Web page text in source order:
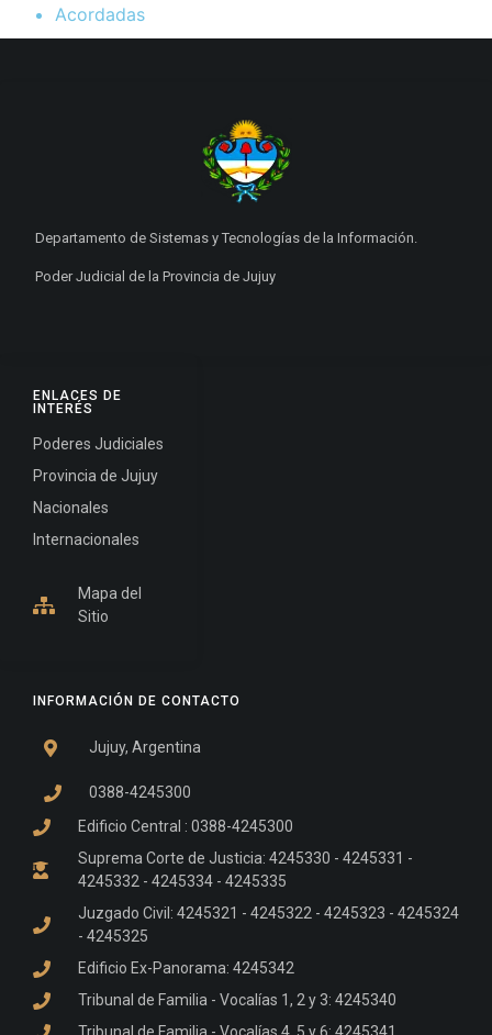
Acordadas
INFORMACIÓN DE CONTACTO
Jujuy, Argentina
0388-4245300
Edificio Central : 0388-4245300
Suprema Corte de Justicia: 4245330 - 4245331 -
4245332 - 4245334 - 4245335
Juzgado Civil: 4245321 - 4245322 - 4245323 - 4245324
- 4245325
Edificio Ex-Panorama: 4245342
Tribunal de Familia - Vocalías 1, 2 y 3: 4245340
ENLACES DE
INTERÉS
Poderes Judiciales
Provincia de Jujuy
Nacionales
Internacionales
Mapa del
Sitio
Departamento de Sistemas y Tecnologías de la Información.
Poder Judicial de la Provincia de Jujuy